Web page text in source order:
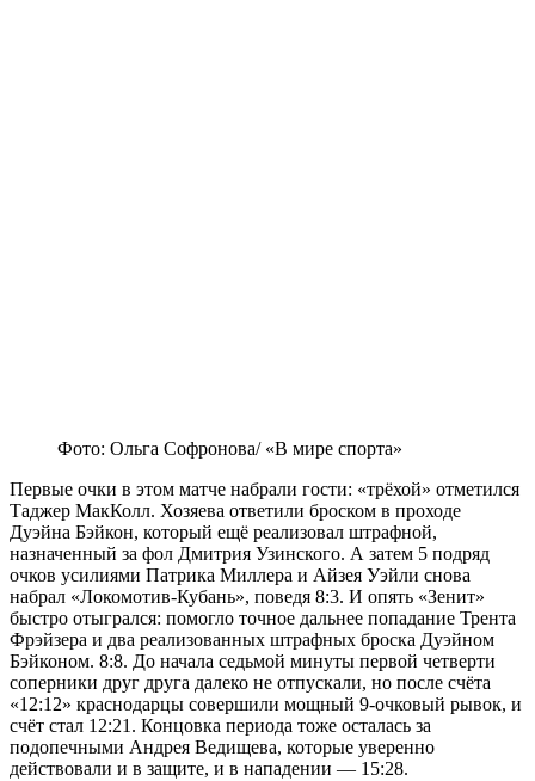
Фото: Ольга Софронова/ «В мире спорта»
Первые очки в этом матче набрали гости: «трёхой» отметился
Таджер МакКолл. Хозяева ответили броском в проходе
Дуэйна Бэйкон, который ещё реализовал штрафной,
назначенный за фол Дмитрия Узинского. А затем 5 подряд
очков усилиями Патрика Миллера и Айзея Уэйли снова
набрал «Локомотив-Кубань», поведя 8:3. И опять «Зенит»
быстро отыгрался: помогло точное дальнее попадание Трента
Фрэйзера и два реализованных штрафных броска Дуэйном
Бэйконом. 8:8. До начала седьмой минуты первой четверти
соперники друг друга далеко не отпускали, но после счёта
«12:12» краснодарцы совершили мощный 9-очковый рывок, и
счёт стал 12:21. Концовка периода тоже осталась за
подопечными Андрея Ведищева, которые уверенно
действовали и в защите, и в нападении — 15:28.